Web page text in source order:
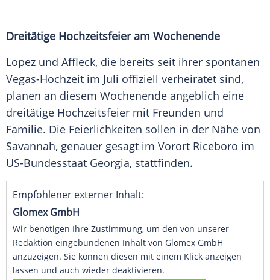
Dreitätige Hochzeitsfeier am Wochenende
Lopez und Affleck, die bereits seit ihrer spontanen
Vegas-Hochzeit im Juli offiziell verheiratet sind,
planen an diesem Wochenende angeblich eine
dreitätige Hochzeitsfeier mit Freunden und
Familie. Die Feierlichkeiten sollen in der Nähe von
Savannah, genauer gesagt im Vorort Riceboro im
US-Bundesstaat Georgia, stattfinden.
Empfohlener externer Inhalt:
Glomex GmbH
Wir benötigen Ihre Zustimmung, um den von unserer
Redaktion eingebundenen Inhalt von Glomex GmbH
anzuzeigen. Sie können diesen mit einem Klick anzeigen
lassen und auch wieder deaktivieren.